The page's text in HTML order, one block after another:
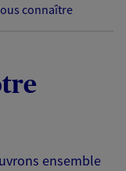
connaître
ensemble